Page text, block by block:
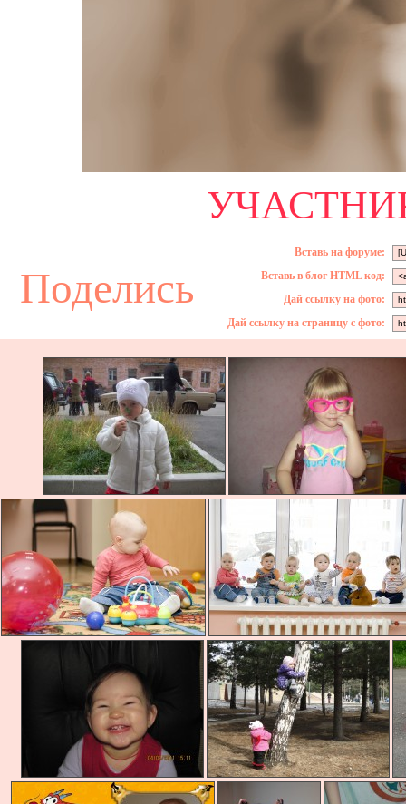
Поделись
Вставь на форуме:
Вставь в блог HTML код:
Дай ссылку на фото:
Дай ссылку на страницу с фото: